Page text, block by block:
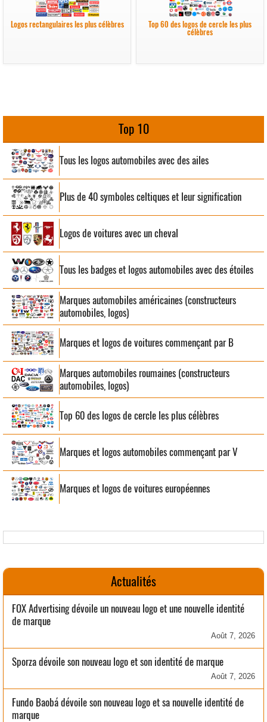
Logos rectangulaires les plus célèbres Top 60 des logos de cercle les plus
célèbres
Top 10
Tous les logos automobiles avec des ailes
Plus de 40 symboles celtiques et leur signification
Logos de voitures avec un cheval
Tous les badges et logos automobiles avec des étoiles
Marques automobiles américaines (constructeurs
automobiles, logos)
Marques et logos de voitures commençant par B
Marques automobiles roumaines (constructeurs
automobiles, logos)
Top 60 des logos de cercle les plus célèbres
Marques et logos automobiles commençant par V
Marques et logos de voitures européennes
Actualités
FOX Advertising dévoile un nouveau logo et une nouvelle identité
de marque
Août 7, 2026
Sporza dévoile son nouveau logo et son identité de marque
Août 7, 2026
Fundo Baobá dévoile son nouveau logo et sa nouvelle identité de
marque